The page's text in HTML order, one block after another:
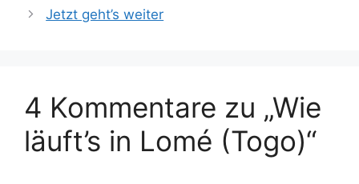
Jetzt geht’s weiter
4 Kommentare zu „Wie
läuft’s in Lomé (Togo)“